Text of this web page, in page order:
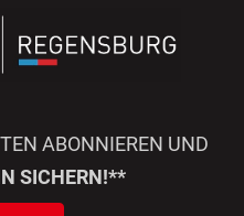
ABONNIEREN UND
SICHERN!**